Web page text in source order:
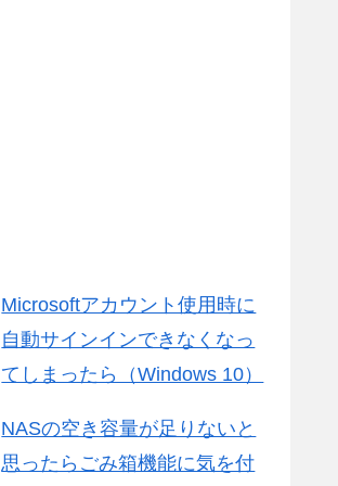
Microsoftアカウント使用時に
自動サインインできなくなっ
てしまったら（Windows 10）
NASの空き容量が足りないと
思ったらごみ箱機能に気を付